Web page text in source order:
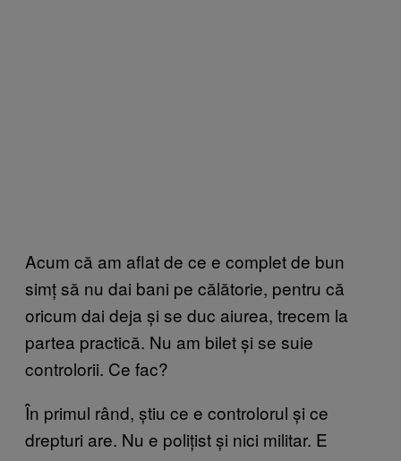
Acum că am aflat de ce e complet de bun
simț să nu dai bani pe călătorie, pentru că
oricum dai deja și se duc aiurea, trecem la
partea practică. Nu am bilet și se suie
controlorii. Ce fac?
În primul rând, știu ce e controlorul și ce
drepturi are. Nu e polițist și nici militar. E